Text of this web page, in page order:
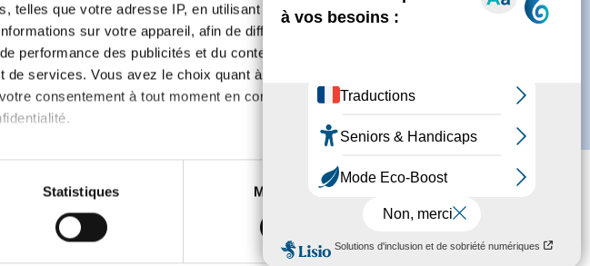
telles que votre adresse IP, en utilisant des
sur votre appareil, afin de diffuser des
performance des publicités et du contenu, ainsi que de
services. Vous avez le choix quant à l'utilisation de
consentement à tout moment en consultant la
qui peuvent être précises à plusieurs mètres près
et définir vos préférences, reportez-vous à lasection «
Statistiques Marketing
nouveau compte